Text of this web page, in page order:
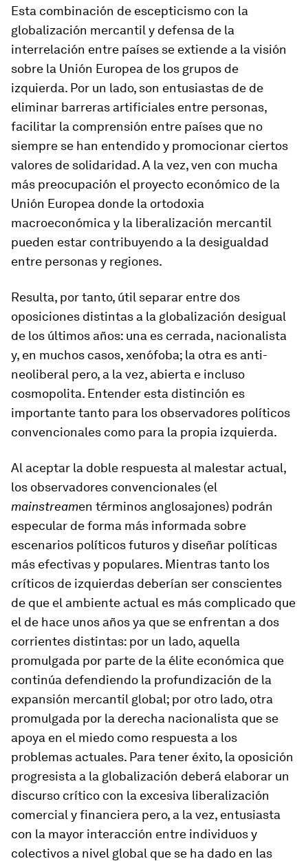
Esta combinación de escepticismo con la
globalización mercantil y defensa de la
interrelación entre países se extiende a la visión
sobre la Unión Europea de los grupos de
izquierda. Por un lado, son entusiastas de de
eliminar barreras artificiales entre personas,
facilitar la comprensión entre países que no
siempre se han entendido y promocionar ciertos
valores de solidaridad. A la vez, ven con mucha
más preocupación el proyecto económico de la
Unión Europea donde la ortodoxia
macroeconómica y la liberalización mercantil
pueden estar contribuyendo a la desigualdad
entre personas y regiones.
Resulta, por tanto, útil separar entre dos
oposiciones distintas a la globalización desigual
de los últimos años: una es cerrada, nacionalista
y, en muchos casos, xenófoba; la otra es anti-
neoliberal pero, a la vez, abierta e incluso
cosmopolita. Entender esta distinción es
importante tanto para los observadores políticos
convencionales como para la propia izquierda.
Al aceptar la doble respuesta al malestar actual,
los observadores convencionales (el
mainstreamen términos anglosajones) podrán
especular de forma más informada sobre
escenarios políticos futuros y diseñar políticas
más efectivas y populares. Mientras tanto los
críticos de izquierdas deberían ser conscientes
de que el ambiente actual es más complicado que
el de hace unos años ya que se enfrentan a dos
corrientes distintas: por un lado, aquella
promulgada por parte de la élite económica que
continúa defendiendo la profundización de la
expansión mercantil global; por otro lado, otra
promulgada por la derecha nacionalista que se
apoya en el miedo como respuesta a los
problemas actuales. Para tener éxito, la oposición
progresista a la globalización deberá elaborar un
discurso crítico con la excesiva liberalización
comercial y financiera pero, a la vez, entusiasta
con la mayor interacción entre individuos y
colectivos a nivel global que se ha dado en las